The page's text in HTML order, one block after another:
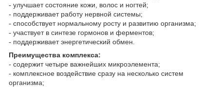
- улучшает состояние кожи, волос и ногтей;
- поддерживает работу нервной системы;
- способствует нормальному росту и развитию организма;
- участвует в синтезе гормонов и ферментов;
- поддерживает энергетический обмен.
Преимущества комплекса:
- содержит четыре важнейших микроэлемента;
- комплексное воздействие сразу на несколько систем
организма;